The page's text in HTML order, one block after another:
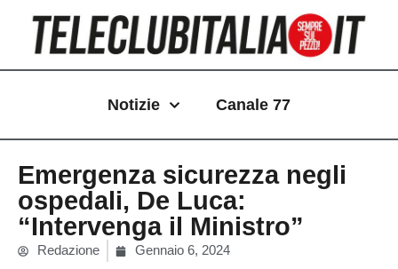
contenuto
Notizie Canale 77
Emergenza sicurezza negli
ospedali, De Luca:
“Intervenga il Ministro”
Redazione Gennaio 6, 2024